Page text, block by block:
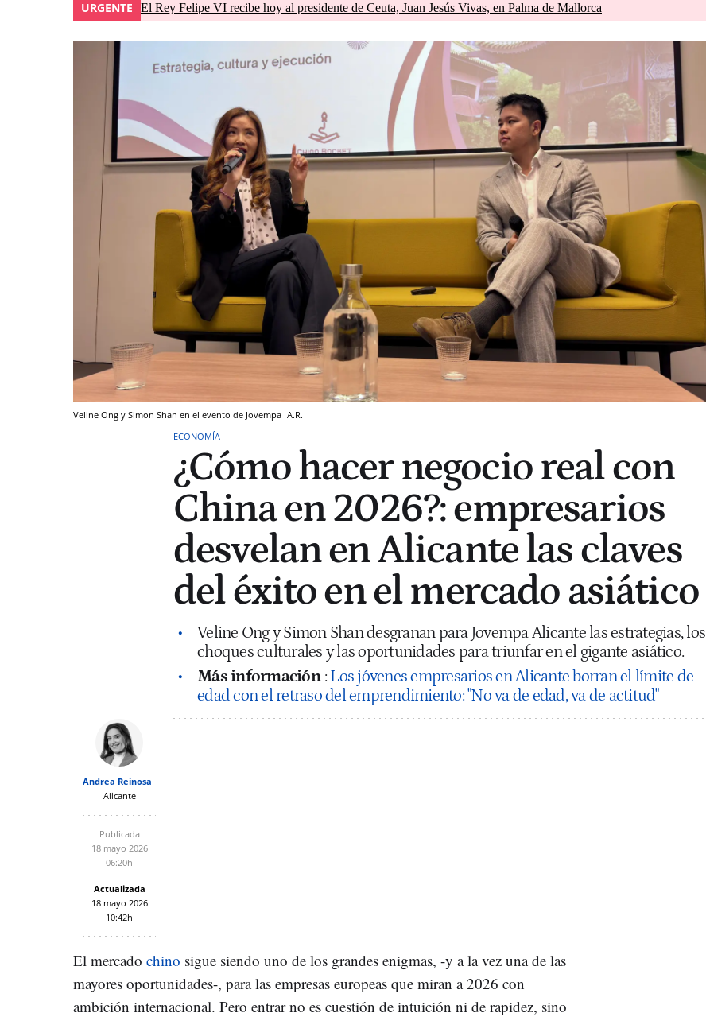
URGENTE El Rey Felipe VI recibe hoy al presidente de Ceuta, Juan Jesús Vivas, en Palma de Mallorca
Veline Ong y Simon Shan en el evento de Jovempa A.R.
ECONOMÍA
¿Cómo hacer negocio real con
China en 2026?: empresarios
desvelan en Alicante las claves
del éxito en el mercado asiático
Veline Ong y Simon Shan desgranan para Jovempa Alicante las estrategias, los
choques culturales y las oportunidades para triunfar en el gigante asiático.
Más información : Los jóvenes empresarios en Alicante borran el límite de
edad con el retraso del emprendimiento: "No va de edad, va de actitud"
Andrea Reinosa
Alicante
Publicada
18 mayo 2026
06:20h
Actualizada
18 mayo 2026
10:42h
El mercado chino sigue siendo uno de los grandes enigmas, -y a la vez una de las
mayores oportunidades-, para las empresas europeas que miran a 2026 con
ambición internacional. Pero entrar no es cuestión de intuición ni de rapidez, sino